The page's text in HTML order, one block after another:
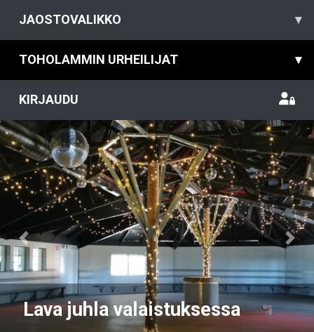
JAOSTOVALIKKO ▾
TOHOLAMMIN URHEILIJAT ▾
KIRJAUDU
Lava juhla valaistuksessa
Previous